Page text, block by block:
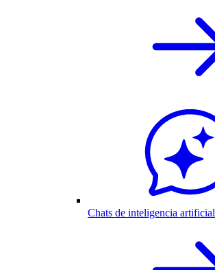
Chats de inteligencia artificial